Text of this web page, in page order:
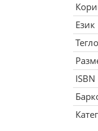
Език
Тегло
ISBN